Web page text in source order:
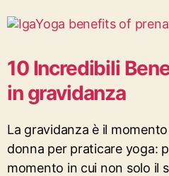
10 Incredibili
in gravidanza
La gravidanza è il
donna per praticare yoga:
momento in cui non solo il